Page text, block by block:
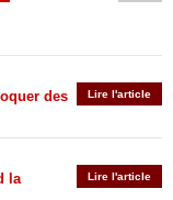
Lire l'article
des
Lire l'article
la